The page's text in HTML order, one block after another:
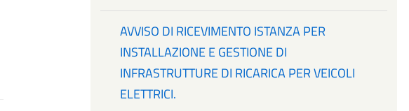
AVVISO DI RICEVIMENTO ISTANZA PER
INSTALLAZIONE E GESTIONE DI
INFRASTRUTTURE DI RICARICA PER VEICOLI
ELETTRICI.